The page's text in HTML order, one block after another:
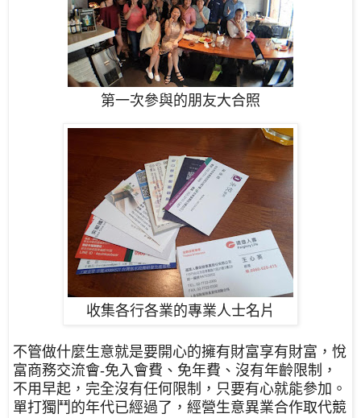
第一次參與的朋友大合照
收集各行各業的專業人士名片
不管做什麼生意就是要開心的擁有財富享有財富，悅
富商務交流會-免入會費、免年費、沒有年齡限制，
不用早起，完全沒有任何限制，只要有心就能參加。
單打獨鬥的年代已經過了，經營生意異業合作取代競